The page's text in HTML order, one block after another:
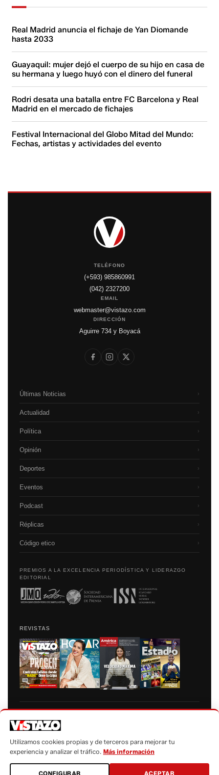
Real Madrid anuncia el fichaje de Yan Diomande
hasta 2033
Guayaquil: mujer dejó el cuerpo de su hijo en casa de
su hermana y luego huyó con el dinero del funeral
Rodri desata una batalla entre FC Barcelona y Real
Madrid en el mercado de fichajes
Festival Internacional del Globo Mitad del Mundo:
Fechas, artistas y actividades del evento
TELÉFONO
(+593) 985860991
(042) 2327200
EMAIL
webmaster@vistazo.com
DIRECCIÓN
Aguirre 734 y Boyacá
Últimas Noticias ›
Actualidad ›
Política ›
Opinión ›
Deportes ›
Eventos ›
Podcast ›
Réplicas ›
Código etico ›
PREMIOS A LA EXCELENCIA PERIODÍSTICA Y LIDERAZGO
EDITORIAL
REVISTAS
autorización escrita de su titular, de todos los contenidos de Vistazo.com.
Utilizamos cookies propias y de terceros para mejorar tu
experiencia y analizar el tráfico. Más información
CONFIGURAR ACEPTAR